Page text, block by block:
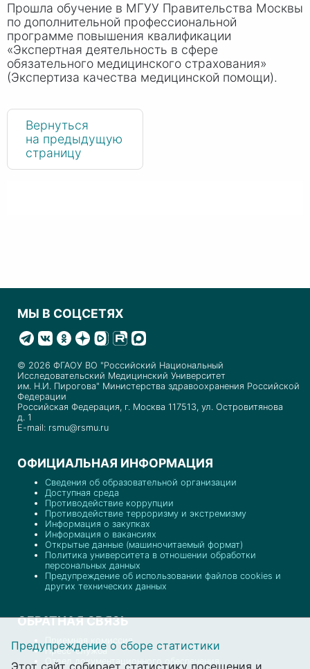
Прошла обучение в МГУУ Правительства Москвы
по дополнительной профессиональной
программе повышения квалификации
«Экспертная деятельность в сфере
обязательного медицинского страхования»
(Экспертиза качества медицинской помощи).
Вернуться
на предыдущую
страницу
МЫ В СОЦСЕТЯХ
© 2026 ФГАОУ ВО "Российский Национальный
Исследовательский Медицинский Университет
им. Н.И. Пирогова" Министерства здравоохранения Российской
Федерации
Российская Федерация, г. Москва 117513, ул. Островитянова
д. 1
E-mail: rsmu@rsmu.ru
ОФИЦИАЛЬНАЯ ИНФОРМАЦИЯ
Сведения об образовательной организации
Доступная среда
Противодействие коррупции
Противодействие терроризму и экстремизму
Информация о закупках
Информация о вакансиях
Открытые данные (машиночитаемый формат)
Политика университета в отношении обработки
персональных данных
Предупреждение об использовании файлов cookies и
других технических данных
ОБРАТНАЯ СВЯЗЬ
Приемная комиссия
Пресс-служба
Отдел документационного обеспечения
Предупреждение о сборе статистики
Этот сайт собирает статистику посещения и